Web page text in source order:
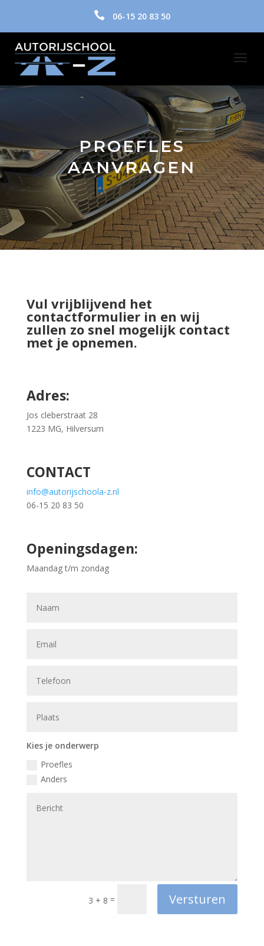
 06-15 20 83 50
a
PROEFLES
AANVRAGEN
Vul vrijblijvend het
contactformulier in en wij
zullen zo snel mogelijk contact
met je opnemen.
Adres:
Jos cleberstraat 28
1223 MG, Hilversum
CONTACT
info@autorijschoola-z.nl
06-15 20 83 50
Openingsdagen:
Maandag t/m zondag
Kies je onderwerp
Proefles
Anders
3 + 8 = Versturen